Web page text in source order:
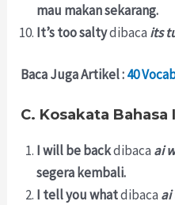
mau makan sekarang.
It’s too saltydibaca its
Baca Juga Artikel :40
C. Kosakata
I will be backdibaca ai
segera kembali.
I tell you whatdibaca ai